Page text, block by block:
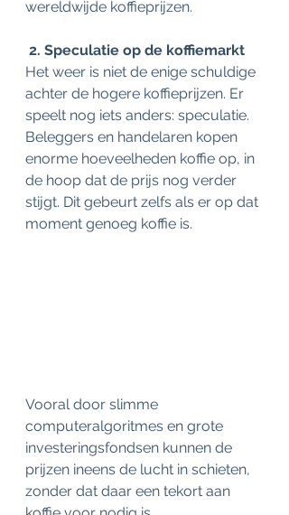
wereldwijde koffieprijzen.
2. Speculatie op de koffiemarkt
Het weer is niet de enige schuldige
achter de hogere koffieprijzen. Er
speelt nog iets anders: speculatie.
Beleggers en handelaren kopen
enorme hoeveelheden koffie op, in
de hoop dat de prijs nog verder
stijgt. Dit gebeurt zelfs als er op dat
moment genoeg koffie is.
Vooral door slimme
computeralgoritmes en grote
investeringsfondsen kunnen de
prijzen ineens de lucht in schieten,
zonder dat daar een tekort aan